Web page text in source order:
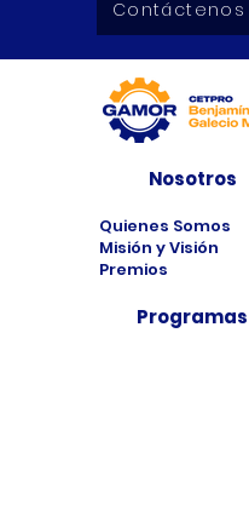
Contáctenos
Nosotros
Quienes Somos
Misión y Visión
Premios
Programas